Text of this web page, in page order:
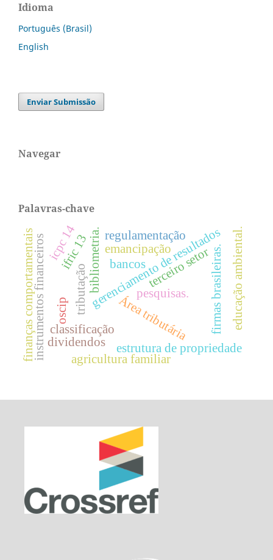
Idioma
Português (Brasil)
English
Enviar Submissão
Navegar
Palavras-chave
classificação Área tributária
tributaçãogerenciamento de resultados
estrutura de propriedade
firmas brasileiras.
agricultura familiar
bibliometria. bancos
regulamentação
instrumentos financeiros pesquisas.
terceiro setor
oscip educação ambiental.
ifric 13
icpc 14
dividendos
finanças comportamentais emancipação